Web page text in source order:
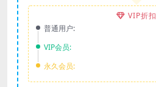
VIP折扣
普通用户:
VIP会员:
永久会员: